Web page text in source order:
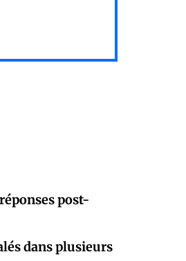
post-
dans plusieurs